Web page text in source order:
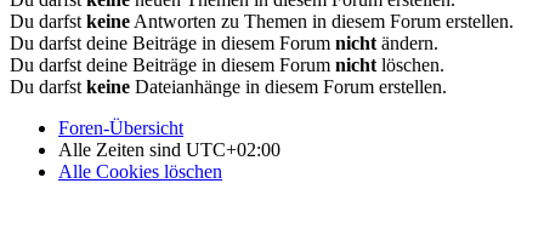
Du darfst keine Antworten zu Themen in diesem Forum erstellen.
Du darfst deine Beiträge in diesem Forum nicht ändern.
Du darfst deine Beiträge in diesem Forum nicht löschen.
Du darfst keine Dateianhänge in diesem Forum erstellen.
Foren-Übersicht
Alle Zeiten sind UTC+02:00
Alle Cookies löschen